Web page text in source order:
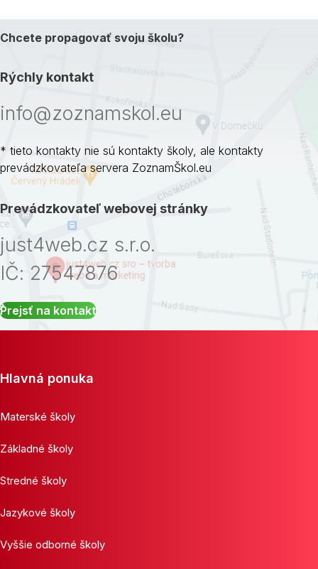
Chcete propagovať svoju školu?
Rýchly kontakt
info@zoznamskol.eu
* tieto kontakty nie sú kontakty školy, ale kontakty
prevádzkovateľa servera ZoznamŠkol.eu
Prevádzkovateľ webovej stránky
just4web.cz s.r.o.
IČ: 27547876
Prejsť na kontakt
Hlavná ponuka
Materské školy
Základné školy
Stredné školy
Jazykové školy
Vyššie odborné školy